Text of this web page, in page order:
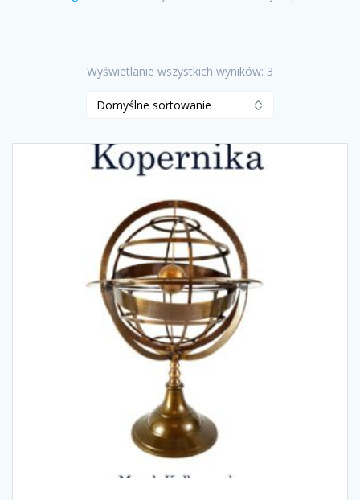
Wyświetlanie wszystkich wyników: 3